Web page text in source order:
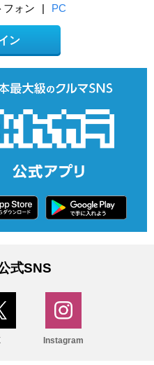
フォン | PC
ン
式SNS
Instagram